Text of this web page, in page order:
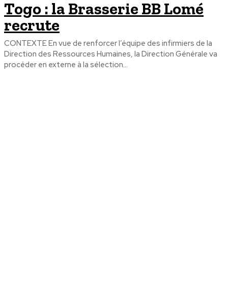
Togo : la Brasserie BB Lomé
recrute
CONTEXTE En vue de renforcer l’équipe des infirmiers de la
Direction des Ressources Humaines, la Direction Générale va
procéder en externe à la sélection...